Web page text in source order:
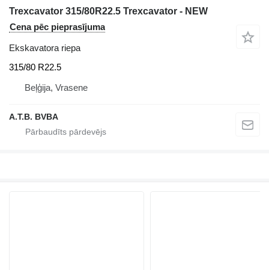
Trexcavator 315/80R22.5 Trexcavator - NEW
Cena pēc pieprasījuma
Ekskavatora riepa
315/80 R22.5
Beļģija, Vrasene
A.T.B. BVBA